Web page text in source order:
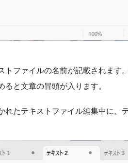
トファイルの名前が記載されます
ると文章の冒頭が入ります。
れたテキストファイル編集中に、